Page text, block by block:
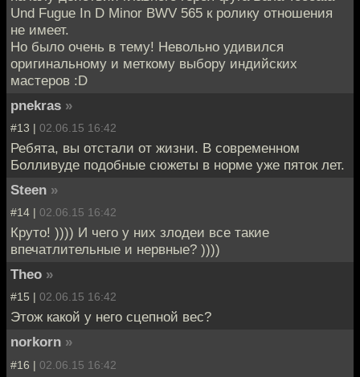
Und Fugue In D Minor BWV 565 к ролику отношения
не имеет.
Но было очень в тему! Невольно удивился
оригинальному и меткому выбору индийских
мастеров :D
pnekras »
#13 | 02.06.15 16:42
Ребята, вы отстали от жизни. В современном
Болливуде подобные сюжеты в норме уже пяток лет.
Steen »
#14 | 02.06.15 16:42
Круто! )))) И чего у них злодеи все такие
впечатлительные и нервные? ))))
Theo »
#15 | 02.06.15 16:42
Этож какой у него сцепной вес?
norkorn »
#16 | 02.06.15 16:42